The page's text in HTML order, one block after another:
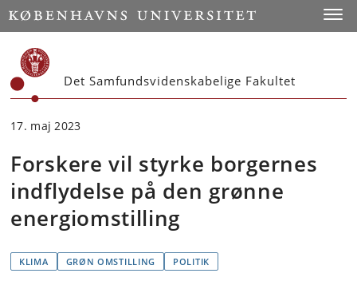
Start
Det Samfundsvidenskabelige Fakultet
17. maj 2023
Forskere vil styrke borgernes
indflydelse på den grønne
energiomstilling
KLIMA GRØN OMSTILLING POLITIK